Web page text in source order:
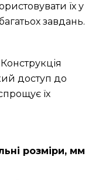
їх у
завдань.
доступ до
їх
розміри, мм